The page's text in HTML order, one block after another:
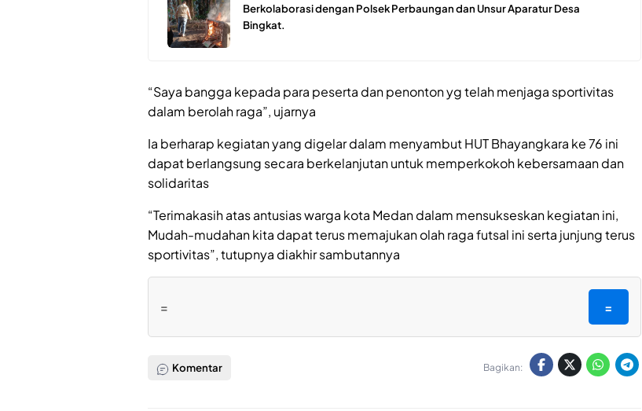
Berkolaborasi dengan Polsek Perbaungan dan Unsur Aparatur Desa
Bingkat.
“Saya bangga kepada para peserta dan penonton yg telah menjaga sportivitas
dalam berolah raga”, ujarnya
Ia berharap kegiatan yang digelar dalam menyambut HUT Bhayangkara ke 76 ini
dapat berlangsung secara berkelanjutan untuk memperkokoh kebersamaan dan
solidaritas
“Terimakasih atas antusias warga kota Medan dalam mensukseskan kegiatan ini,
Mudah-mudahan kita dapat terus memajukan olah raga futsal ini serta junjung terus
sportivitas”, tutupnya diakhir sambutannya
= =
Komentar Bagikan: